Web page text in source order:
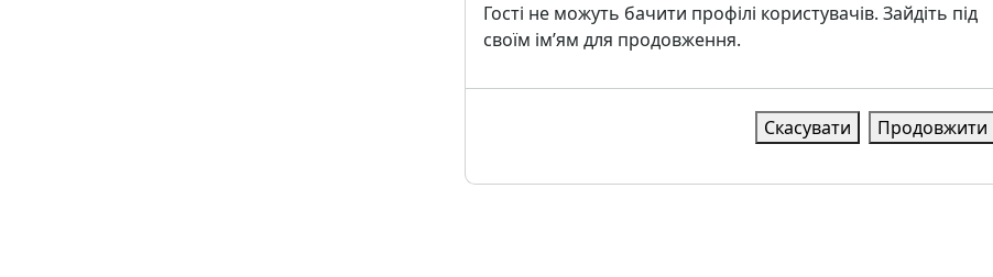
Гості не можуть бачити профілі користувачів. Зайдіть під
своїм ім’ям для продовження.
Скасувати Продовжити